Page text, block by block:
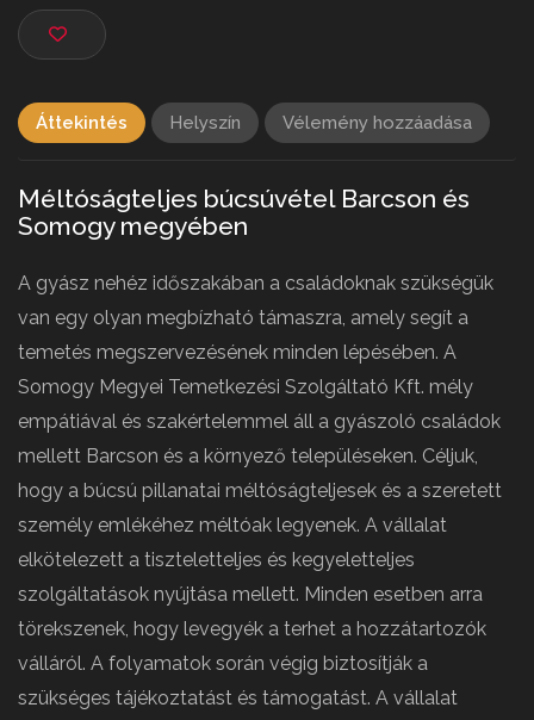
Barcs, Bajcsy-Zsilinszky u., 7570 Magyarország
Áttekintés Helyszín Vélemény hozzáadása
Méltóságteljes búcsúvétel Barcson és
Somogy megyében
A gyász nehéz időszakában a családoknak szükségük
van egy olyan megbízható támaszra, amely segít a
temetés megszervezésének minden lépésében. A
Somogy Megyei Temetkezési Szolgáltató Kft. mély
empátiával és szakértelemmel áll a gyászoló családok
mellett Barcson és a környező településeken. Céljuk,
hogy a búcsú pillanatai méltóságteljesek és a szeretett
személy emlékéhez méltóak legyenek. A vállalat
elkötelezett a tiszteletteljes és kegyeletteljes
szolgáltatások nyújtása mellett. Minden esetben arra
törekszenek, hogy levegyék a terhet a hozzátartozók
válláról. A folyamatok során végig biztosítják a
szükséges tájékoztatást és támogatást. A vállalat